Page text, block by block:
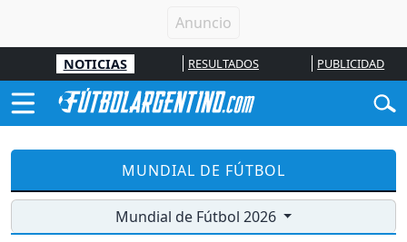
NOTICIAS RESULTADOS PUBLICIDAD
MUNDIAL DE FÚTBOL
Mundial de Fútbol 2026